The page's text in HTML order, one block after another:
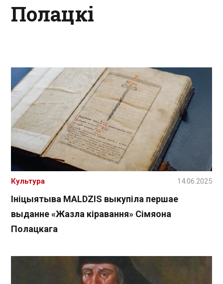
Полацкі
Ініцыятыва MALDZIS выкупіла першае
выданне «Жазла кіравання» Сімяона
Полацкага
Культура 14.06.2025